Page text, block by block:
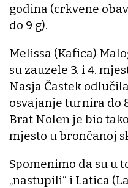
godina (crkvene
do 9 g).
Melissa (Kafica)
su zauzele 3. i 4.
Nasja Častek
osvajanje turnira do
Brat Nolen je bio
mjesto u brončanoj
Spomenimo da su u
„nastupili“ i Latica